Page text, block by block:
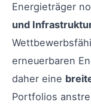
Energieträger
und
erneuerbaren
daher eine
Portfolios